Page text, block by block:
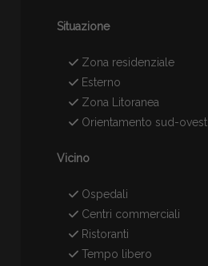
Situazione
Zona residenziale
Esterno
Zona Litoranea
Orientamento sud-ovest
Vicino
Ospedali
Centri commerciali
Ristoranti
Tempo libero